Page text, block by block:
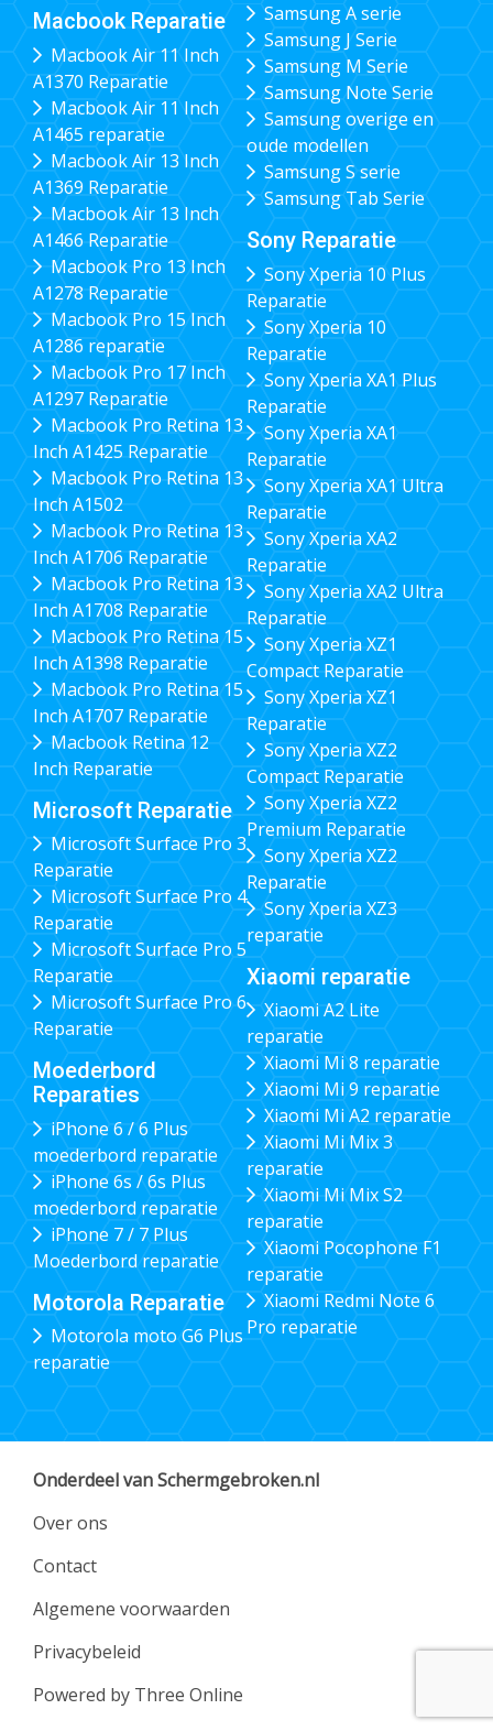
Macbook Reparatie
Macbook Air 11 Inch
A1370 Reparatie
Macbook Air 11 Inch
A1465 reparatie
Macbook Air 13 Inch
A1369 Reparatie
Macbook Air 13 Inch
A1466 Reparatie
Macbook Pro 13 Inch
A1278 Reparatie
Macbook Pro 15 Inch
A1286 reparatie
Macbook Pro 17 Inch
A1297 Reparatie
Macbook Pro Retina 13
Inch A1425 Reparatie
Macbook Pro Retina 13
Inch A1502
Macbook Pro Retina 13
Inch A1706 Reparatie
Macbook Pro Retina 13
Inch A1708 Reparatie
Macbook Pro Retina 15
Inch A1398 Reparatie
Macbook Pro Retina 15
Inch A1707 Reparatie
Macbook Retina 12
Inch Reparatie
Microsoft Reparatie
Microsoft Surface Pro 3
Reparatie
Microsoft Surface Pro 4
Reparatie
Microsoft Surface Pro 5
Reparatie
Microsoft Surface Pro 6
Reparatie
Moederbord
Reparaties
iPhone 6 / 6 Plus
moederbord reparatie
iPhone 6s / 6s Plus
moederbord reparatie
iPhone 7 / 7 Plus
Moederbord reparatie
Motorola Reparatie
Motorola moto G6 Plus
reparatie
Samsung A serie
Samsung J Serie
Samsung M Serie
Samsung Note Serie
Samsung overige en
oude modellen
Samsung S serie
Samsung Tab Serie
Sony Reparatie
Sony Xperia 10 Plus
Reparatie
Sony Xperia 10
Reparatie
Sony Xperia XA1 Plus
Reparatie
Sony Xperia XA1
Reparatie
Sony Xperia XA1 Ultra
Reparatie
Sony Xperia XA2
Reparatie
Sony Xperia XA2 Ultra
Reparatie
Sony Xperia XZ1
Compact Reparatie
Sony Xperia XZ1
Reparatie
Sony Xperia XZ2
Compact Reparatie
Sony Xperia XZ2
Premium Reparatie
Sony Xperia XZ2
Reparatie
Sony Xperia XZ3
reparatie
Xiaomi reparatie
Xiaomi A2 Lite
reparatie
Xiaomi Mi 8 reparatie
Xiaomi Mi 9 reparatie
Xiaomi Mi A2 reparatie
Xiaomi Mi Mix 3
reparatie
Xiaomi Mi Mix S2
reparatie
Xiaomi Pocophone F1
reparatie
Xiaomi Redmi Note 6
Pro reparatie
Onderdeel van Schermgebroken.nl
Over ons
Contact
Algemene voorwaarden
Privacybeleid
Powered by Three Online